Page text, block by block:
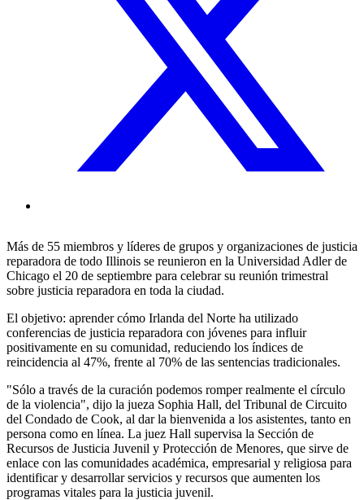
Más de 55 miembros y líderes de grupos y organizaciones de justicia
reparadora de todo Illinois se reunieron en la Universidad Adler de
Chicago el 20 de septiembre para celebrar su reunión trimestral
sobre justicia reparadora en toda la ciudad.
El objetivo: aprender cómo Irlanda del Norte ha utilizado
conferencias de justicia reparadora con jóvenes para influir
positivamente en su comunidad, reduciendo los índices de
reincidencia al 47%, frente al 70% de las sentencias tradicionales.
"Sólo a través de la curación podemos romper realmente el círculo
de la violencia", dijo la jueza Sophia Hall, del Tribunal de Circuito
del Condado de Cook, al dar la bienvenida a los asistentes, tanto en
persona como en línea. La juez Hall supervisa la Sección de
Recursos de Justicia Juvenil y Protección de Menores, que sirve de
enlace con las comunidades académica, empresarial y religiosa para
identificar y desarrollar servicios y recursos que aumenten los
programas vitales para la justicia juvenil.